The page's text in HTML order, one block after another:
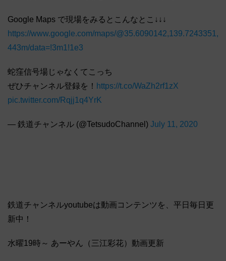
Google Maps で現場をみるとこんなとこ↓↓↓
https://www.google.com/maps/@35.6090142,139.7243351,
443m/data=!3m1!1e3
蛇窪信号場じゃなくてこっち
ぜひチャンネル登録を！ https://t.co/WaZh2rf1zX
pic.twitter.com/Rqjj1q4YrK
— 鉄道チャンネル (@TetsudoChannel) July 11, 2020
鉄道チャンネルyoutubeは動画コンテンツを、平日毎日更
新中！
水曜19時～ あーやん（三江彩花）動画更新